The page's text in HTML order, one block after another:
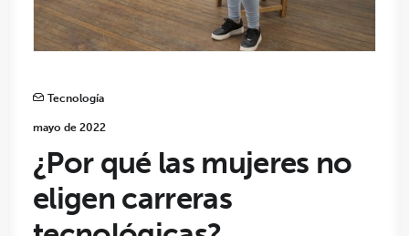
Tecnología
mayo de 2022
¿Por qué las mujeres no
eligen carreras